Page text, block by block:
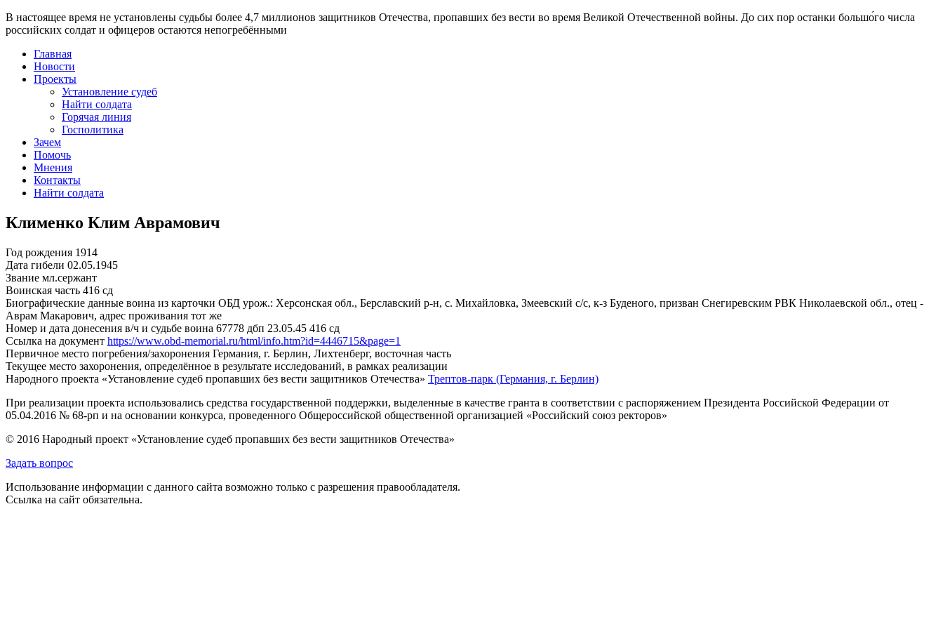
В настоящее время не установлены судьбы более 4,7 миллионов защитников Отечества, пропавших без вести во время Великой Отечественной войны. До сих пор останки большо́го числа
российских солдат и офицеров остаются непогребёнными
Главная
Новости
Проекты
Установление судеб
Найти солдата
Горячая линия
Госполитика
Зачем
Помочь
Мнения
Контакты
Найти солдата
Клименко Клим Аврамович
Год рождения 1914
Дата гибели 02.05.1945
Звание мл.сержант
Воинская часть 416 сд
Биографические данные воина из карточки ОБД урож.: Херсонская обл., Берславский р-н, с. Михайловка, Змеевский с/с, к-з Буденого, призван Снегиревским РВК Николаевской обл., отец -
Аврам Макарович, адрес проживания тот же
Номер и дата донесения в/ч и судьбе воина 67778 дбп 23.05.45 416 сд
Ссылка на документ https://www.obd-memorial.ru/html/info.htm?id=4446715&page=1
Первичное место погребения/захоронения Германия, г. Берлин, Лихтенберг, восточная часть
Текущее место захоронения, определённое в результате исследований, в рамках реализации
Народного проекта «Установление судеб пропавших без вести защитников Отечества» Трептов-парк (Германия, г. Берлин)
При реализации проекта использовались средства государственной поддержки, выделенные в качестве гранта в соответствии с распоряжением Президента Российской Федерации от
05.04.2016 № 68-рп и на основании конкурса, проведенного Общероссийской общественной организацией «Российский союз ректоров»
© 2016 Народный проект «Установление судеб пропавших без вести защитников Отечества»
Задать вопрос
Использование информации с данного сайта возможно только с разрешения правообладателя.
Ссылка на сайт обязательна.